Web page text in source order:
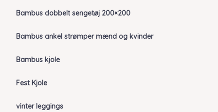
Bambus dobbelt sengetøj 200×200
Bambus ankel strømper mænd og kvinder
Bambus kjole
Fest Kjole
vinter leggings